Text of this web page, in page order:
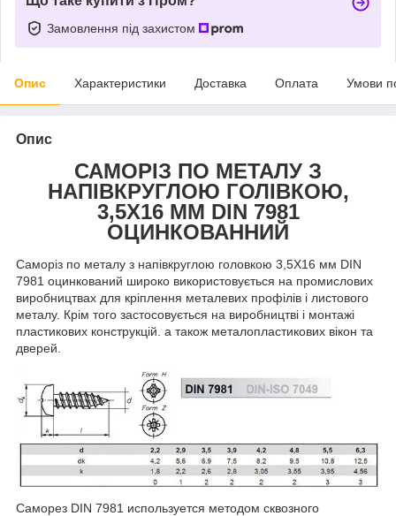
Замовлення під захистом
Опис Характеристики Доставка Оплата Умови
Опис
САМОРІЗ ПО МЕТАЛУ З
НАПІВКРУГЛОЮ ГОЛІВКОЮ,
3,5Х16 ММ DIN 7981
ОЦИНКОВАННИЙ
Саморіз по металу з напівкруглою головкою 3,5Х16 мм DIN
7981 оцинкований широко використовується на промислових
виробництвах для кріплення металевих профілів і листового
металу. Крім того застосовується на виробництві і монтажі
пластикових конструкцій. а також металопластикових вікон та
дверей.
Саморез DIN 7981 используется методом сквозного